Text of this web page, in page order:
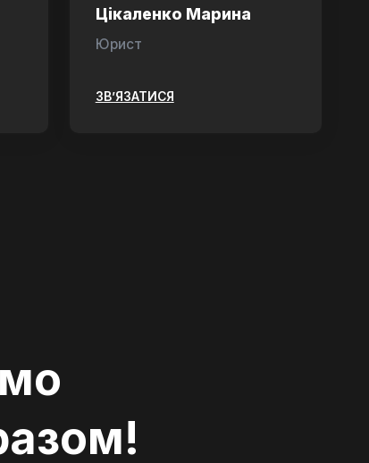
Цікаленко Марина
Юрист
ЗВ’ЯЗАТИСЯ